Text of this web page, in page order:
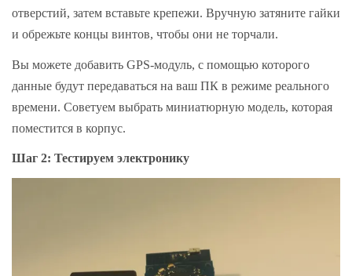
отверстий, затем вставьте крепежи. Вручную затяните гайки
и обрежьте концы винтов, чтобы они не торчали.
Вы можете добавить GPS-модуль, с помощью которого
данные будут передаваться на ваш ПК в режиме реального
времени. Советуем выбрать миниатюрную модель, которая
поместится в корпус.
Шаг 2: Тестируем электронику